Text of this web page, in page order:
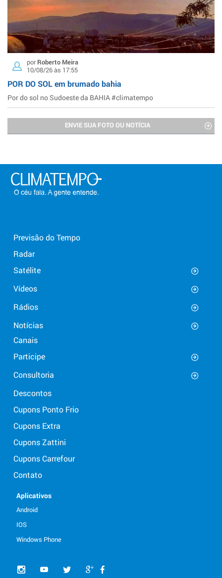
porRoberto Meira
10/08/26 às 17:55
POR DO SOL em brumado bahia
Por do sol no Sudoeste da BAHIA #climatempo
ENVIE SUA FOTO OU NOTÍCIA
Previsão do Tempo
Radar
Satélite
Vídeos
Rádios
Notícias
Canais
Participe
Consultoria
Descontos
Cupons Ponto Frio
Cupons Extra
Cupons Zattini
Cupons Carrefour
Contato
Aplicativos
Android
IOS
Windows Phone